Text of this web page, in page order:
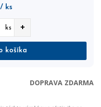
/ ks
ks +
košíka
DOPRAVA ZDARMA